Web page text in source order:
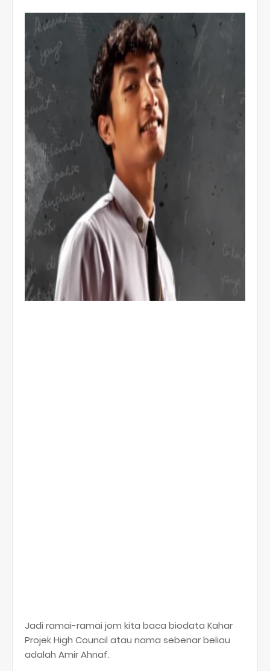
Jadi ramai-ramai jom kita baca biodata Kahar
Projek High Council atau nama sebenar beliau
adalah Amir Ahnaf.